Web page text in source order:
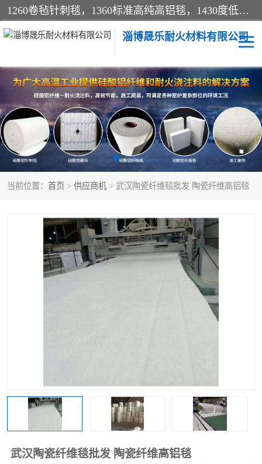
1260卷毡针刺毯，1360标准高纯高铝毯，1430度低锆锆铝含锆毯，普通挡渣棉卷毡，防火纸、挡火板、隔热垫片模块、棉块、折叠块、散棉高温固化剂价格规格密度多少钱图片视频立方平米参数指标
淄博晟乐耐火材料有限公司
当前位置： 首页 > 供应商机 > 武汉陶瓷纤维毯批发 陶瓷纤维高铝毯
武汉陶瓷纤维毯批发 陶瓷纤维高铝毯
硅酸铝挡渣棉 硅酸铝纤维纸
硅酸铝挡火板 高铝毯
含锆毯 硅酸铝折叠块
硅酸铝散棉 硅酸铝纤维毯
硅酸铝垫片 陶瓷纤维纸
硅酸铝纤维毡 硅酸铝模块
硅酸铝保温棉